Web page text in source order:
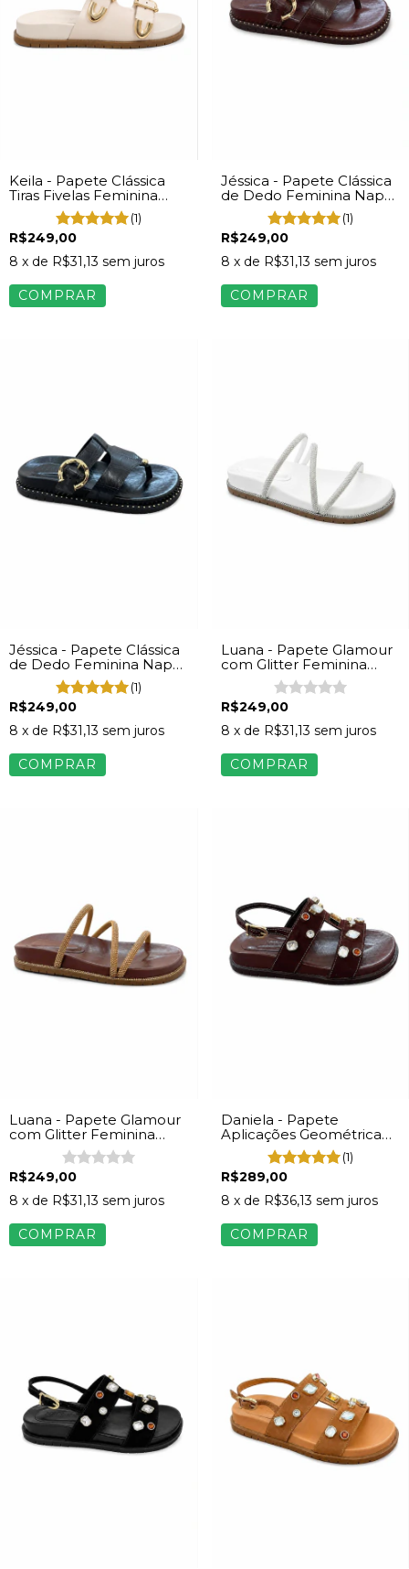
Keila - Papete Clássica
Tiras Fivelas Feminina
Napa Off White
(1)
R$249,00
8 x de R$31,13 sem juros
COMPRAR
Jéssica - Papete Clássica
de Dedo Feminina Napa
Marrom
(1)
R$249,00
8 x de R$31,13 sem juros
COMPRAR
Jéssica - Papete Clássica
de Dedo Feminina Napa
(1)
R$249,00
8 x de R$31,13 sem juros
COMPRAR
Luana - Papete Glamour
com Glitter Feminina
Napa Off White
R$249,00
8 x de R$31,13 sem juros
COMPRAR
Luana - Papete Glamour
com Glitter Feminina
Napa Marrom
R$249,00
8 x de R$31,13 sem juros
COMPRAR
Daniela - Papete
Aplicações Geométrica
Feminina Marrom(1)
R$289,00
8 x de R$36,13 sem juros
COMPRAR